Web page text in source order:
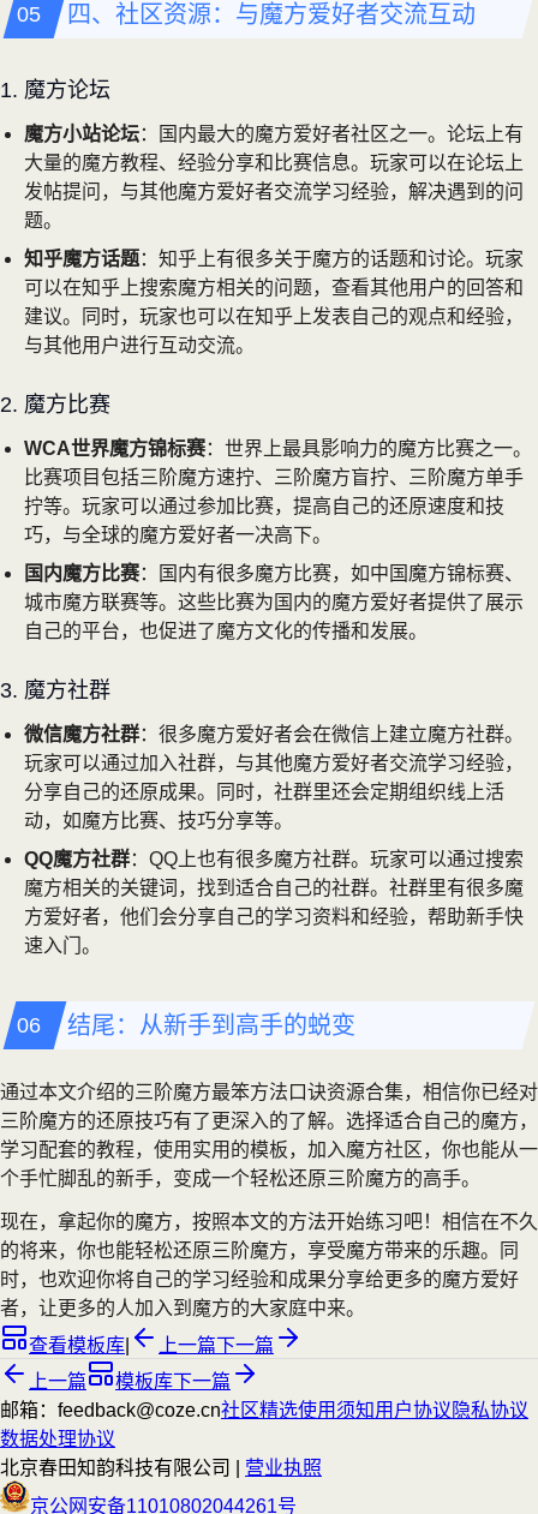
四、社区资源：与魔方爱好者交流互动
1. 魔方论坛
魔方小站论坛：国内最大的魔方爱好者社区之一。论坛上有
大量的魔方教程、经验分享和比赛信息。玩家可以在论坛上
发帖提问，与其他魔方爱好者交流学习经验，解决遇到的问
题。
知乎魔方话题：知乎上有很多关于魔方的话题和讨论。玩家
可以在知乎上搜索魔方相关的问题，查看其他用户的回答和
建议。同时，玩家也可以在知乎上发表自己的观点和经验，
与其他用户进行互动交流。
2. 魔方比赛
WCA世界魔方锦标赛：世界上最具影响力的魔方比赛之一。
比赛项目包括三阶魔方速拧、三阶魔方盲拧、三阶魔方单手
拧等。玩家可以通过参加比赛，提高自己的还原速度和技
巧，与全球的魔方爱好者一决高下。
国内魔方比赛：国内有很多魔方比赛，如中国魔方锦标赛、
城市魔方联赛等。这些比赛为国内的魔方爱好者提供了展示
自己的平台，也促进了魔方文化的传播和发展。
3. 魔方社群
微信魔方社群：很多魔方爱好者会在微信上建立魔方社群。
玩家可以通过加入社群，与其他魔方爱好者交流学习经验，
分享自己的还原成果。同时，社群里还会定期组织线上活
动，如魔方比赛、技巧分享等。
QQ魔方社群：QQ上也有很多魔方社群。玩家可以通过搜索
魔方相关的关键词，找到适合自己的社群。社群里有很多魔
方爱好者，他们会分享自己的学习资料和经验，帮助新手快
速入门。
结尾：从新手到高手的蜕变
通过本文介绍的三阶魔方最笨方法口诀资源合集，相信你已经对
三阶魔方的还原技巧有了更深入的了解。选择适合自己的魔方，
学习配套的教程，使用实用的模板，加入魔方社区，你也能从一
个手忙脚乱的新手，变成一个轻松还原三阶魔方的高手。
现在，拿起你的魔方，按照本文的方法开始练习吧！相信在不久
的将来，你也能轻松还原三阶魔方，享受魔方带来的乐趣。同
时，也欢迎你将自己的学习经验和成果分享给更多的魔方爱好
者，让更多的人加入到魔方的大家庭中来。
查看模板库
上一篇下一篇
上一篇
模板库下一篇
邮箱：feedback@coze.cn社区精选使用须知用户协议 隐私协议
数据处理协议
北京春田知韵科技有限公司 |
营业执照
京公网安备11010802044261号